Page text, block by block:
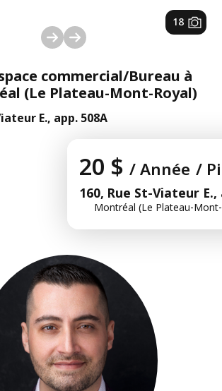
1/ 18
commercial/Bureau à
(Le Plateau-Mont-Royal)
E., app. 508A
20 $ / Année /
160, Rue St-Viateur E.,
Montréal (Le Plateau-